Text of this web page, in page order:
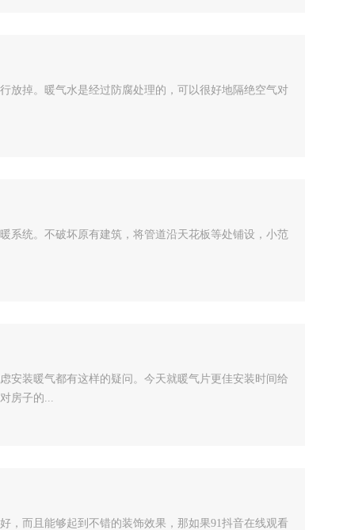
放掉。暖气水是经过防腐处理的，可以很好地隔绝空气对
系统。不破坏原有建筑，将管道沿天花板等处铺设，小范
安装暖气都有这样的疑问。今天就暖气片更佳安装时间给
房子的...
，而且能够起到不错的装饰效果，那如果91抖音在线观看